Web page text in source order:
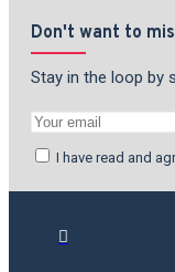
Don't want to
Stay in the loop by
I have read and